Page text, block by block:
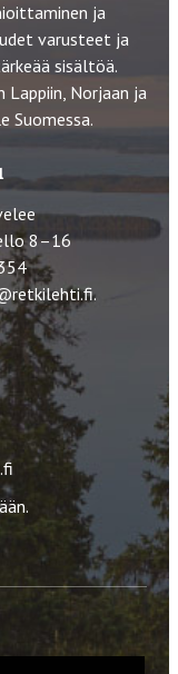
ja
varusteet ja
sisältöä.
Lappiin, Norjaan ja
Suomessa.
8–16
.